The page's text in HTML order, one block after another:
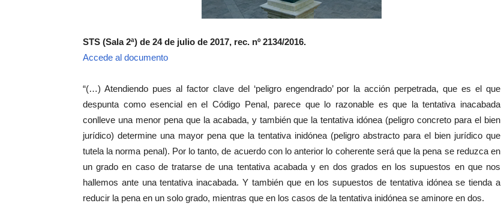
STS (Sala 2ª) de 24 de julio de 2017, rec. nº 2134/2016.
Accede al documento
“(…) Atendiendo pues al factor clave del ‘peligro engendrado’ por la acción perpetrada, que es el que
despunta como esencial en el Código Penal, parece que lo razonable es que la tentativa inacabada
conlleve una menor pena que la acabada, y también que la tentativa idónea (peligro concreto para el bien
jurídico) determine una mayor pena que la tentativa inidónea (peligro abstracto para el bien jurídico que
tutela la norma penal). Por lo tanto, de acuerdo con lo anterior lo coherente será que la pena se reduzca en
un grado en caso de tratarse de una tentativa acabada y en dos grados en los supuestos en que nos
hallemos ante una tentativa inacabada. Y también que en los supuestos de tentativa idónea se tienda a
reducir la pena en un solo grado, mientras que en los casos de la tentativa inidónea se aminore en dos.